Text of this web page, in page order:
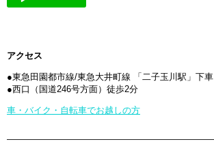
アクセス
●東急田園都市線/東急大井町線 「二子玉川駅」下車
●西口（国道246号方面）徒歩2分
車・バイク・自転車でお越しの方